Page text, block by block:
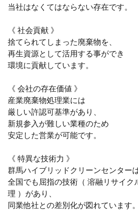
当社はなくてはならない存在です。
《 社会貢献 》
捨てられてしまった廃棄物を、
再生資源として活用する事ができ
環境に貢献しています。
《 会社の存在価値 》
産業廃棄物処理業には
厳しい許認可基準があり、
新規参入が難しい業種のため
安定した営業が可能です。
《 特異な技術力 》
群馬ハイブリッドクリーンセンター
全国でも屈指の技術（ 溶融リサイク
理 ）があり、
同業他社との差別化が図れています。